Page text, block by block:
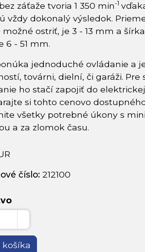
záťaže tvoria 1 350 min-1
vždy dokonalý výsledok.
ostriť, je 3 - 13 mm a
6 - 51 mm.
jednoduché ovládanie a
továrni, dielní, či garáži. Pre
ho stačí zapojiť do elektrickej
si tohto cenovo
všetky potrebné úkony s
a za zlomok času.
číslo:212100
košíka